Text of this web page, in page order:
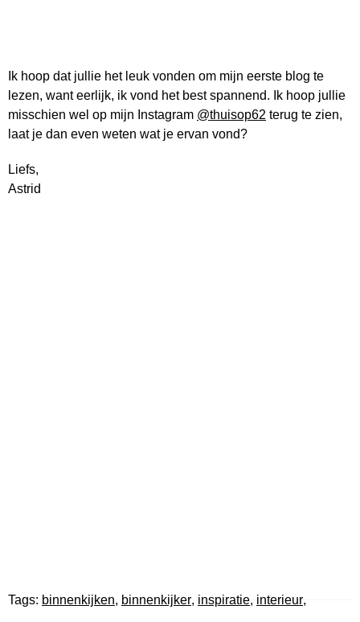
Ik hoop dat jullie het leuk vonden om mijn eerste blog te
lezen, want eerlijk, ik vond het best spannend. Ik hoop jullie
misschien wel op mijn Instagram @thuisop62 terug te zien,
laat je dan even weten wat je ervan vond?
Liefs,
Astrid
Tags: binnenkijken, binnenkijker, inspiratie, interieur,